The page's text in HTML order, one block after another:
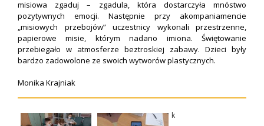
misiowa zgaduj – zgadula, która dostarczyła mnóstwo
pozytywnych emocji. Następnie przy akompaniamencie
„misiowych przebojów” uczestnicy wykonali przestrzenne,
papierowe misie, którym nadano imiona. Świętowanie
przebiegało w atmosferze beztroskiej zabawy. Dzieci były
bardzo zadowolone ze swoich wytworów plastycznych.
Monika Krajniak
k